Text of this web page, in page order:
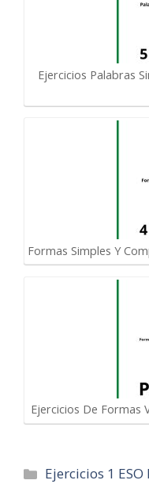
Ejercicios Palabras
Formas Simples Y
Ejercicios De Formas
Categorías
Ejercicios 1 ESO